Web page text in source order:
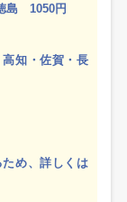
島 1050円
知・佐賀・長
め、詳しくは